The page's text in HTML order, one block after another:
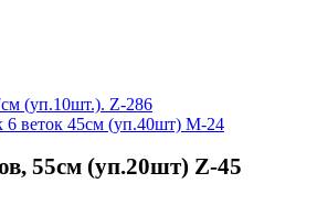
(уп.10шт.). Z-286
6 веток 45см (уп.40шт) M-24
55см (уп.20шт) Z-45